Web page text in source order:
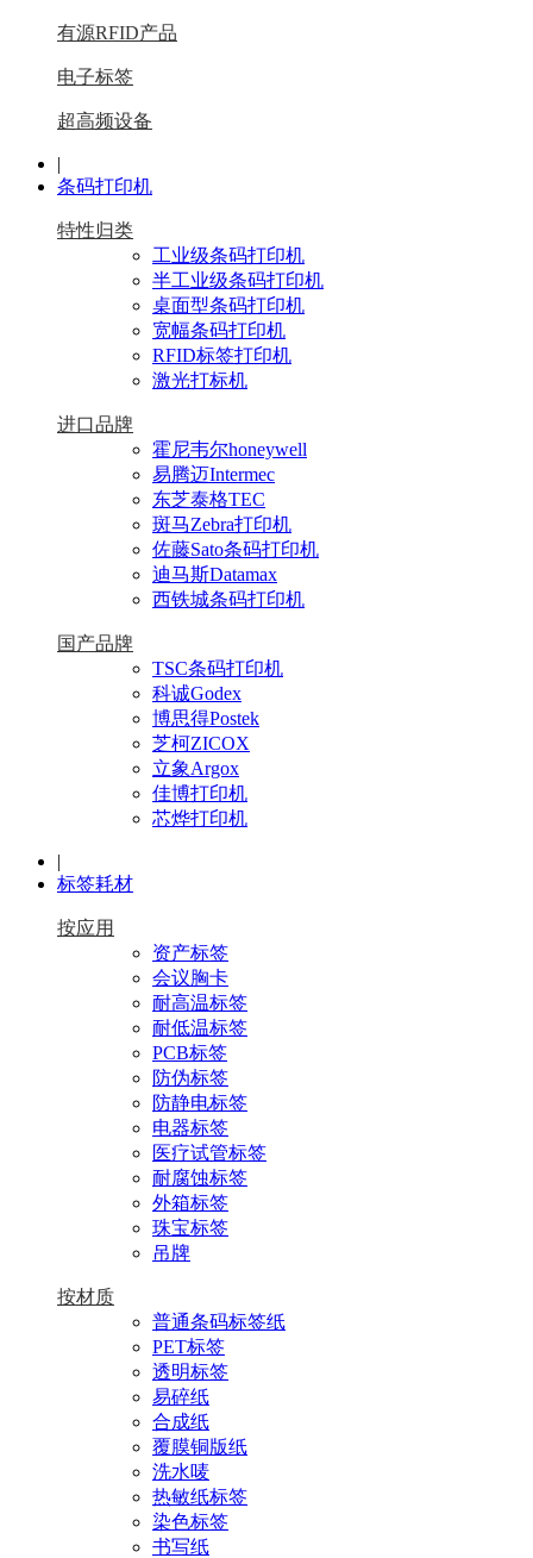
有源RFID产品
电子标签
超高频设备
|
条码打印机
特性归类
工业级条码打印机
半工业级条码打印机
桌面型条码打印机
宽幅条码打印机
RFID标签打印机
激光打标机
进口品牌
霍尼韦尔honeywell
易腾迈Intermec
东芝泰格TEC
斑马Zebra打印机
佐藤Sato条码打印机
迪马斯Datamax
西铁城条码打印机
国产品牌
TSC条码打印机
科诚Godex
博思得Postek
芝柯ZICOX
立象Argox
佳博打印机
芯烨打印机
|
标签耗材
按应用
资产标签
会议胸卡
耐高温标签
耐低温标签
PCB标签
防伪标签
防静电标签
电器标签
医疗试管标签
耐腐蚀标签
外箱标签
珠宝标签
吊牌
按材质
普通条码标签纸
PET标签
透明标签
易碎纸
合成纸
覆膜铜版纸
洗水唛
热敏纸标签
染色标签
书写纸